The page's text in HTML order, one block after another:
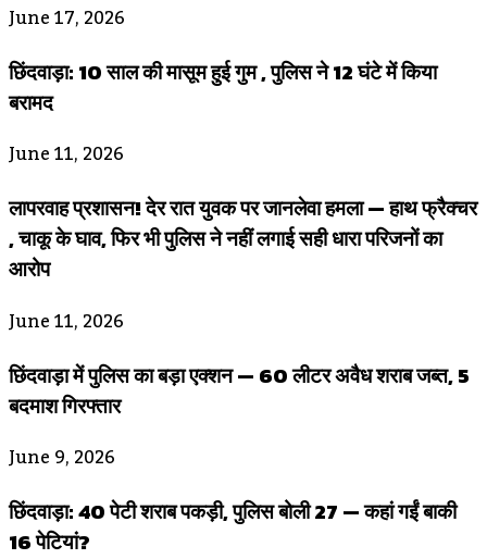
June 17, 2026
छिंदवाड़ा: 10 साल की मासूम हुई गुम , पुलिस ने 12 घंटे में किया
बरामद
June 11, 2026
लापरवाह प्रशासन! देर रात युवक पर जानलेवा हमला — हाथ फ्रैक्चर
, चाकू के घाव, फिर भी पुलिस ने नहीं लगाई सही धारा परिजनों का
आरोप
June 11, 2026
छिंदवाड़ा में पुलिस का बड़ा एक्शन — 60 लीटर अवैध शराब जब्त, 5
बदमाश गिरफ्तार
June 9, 2026
छिंदवाड़ा: 40 पेटी शराब पकड़ी, पुलिस बोली 27 — कहां गईं बाकी
16 पेटियां?